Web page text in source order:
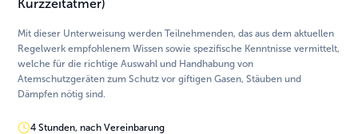
Kurzzeitatmer)
Mit dieser Unterweisung werden Teilnehmenden, das aus dem aktuellen
Regelwerk empfohlenem Wissen sowie spezifische Kenntnisse vermittelt,
welche für die richtige Auswahl und Handhabung von
Atemschutzgeräten zum Schutz vor giftigen Gasen, Stäuben und
Dämpfen nötig sind.
4 Stunden, nach Vereinbarung